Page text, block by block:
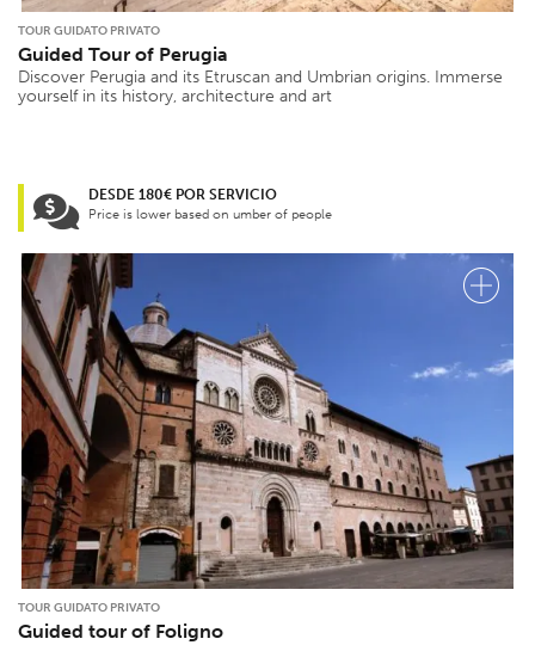
TOUR GUIDATO PRIVATO
Guided Tour of Perugia
Discover Perugia and its Etruscan and Umbrian origins. Immerse
yourself in its history, architecture and art
DESDE 180€ POR SERVICIO
Price is lower based on umber of people
TOUR GUIDATO PRIVATO
Guided tour of Foligno